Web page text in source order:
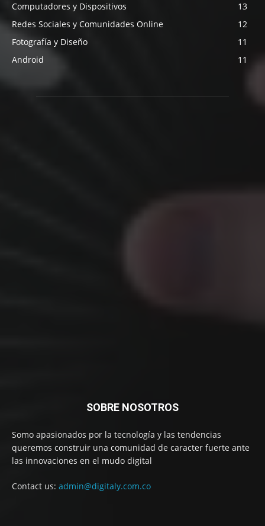
Computadores y Dispositivos
13
Redes Sociales y Comunidades Online
12
Fotografía y Diseño
11
Android
11
SOBRE NOSOTROS
Somo apasionados por la tecnología y las tendencias
queremos construir una comunidad de caracter fuerte ante
las innovaciones en el mudo digital
Contact us: admin@digitaly.com.co